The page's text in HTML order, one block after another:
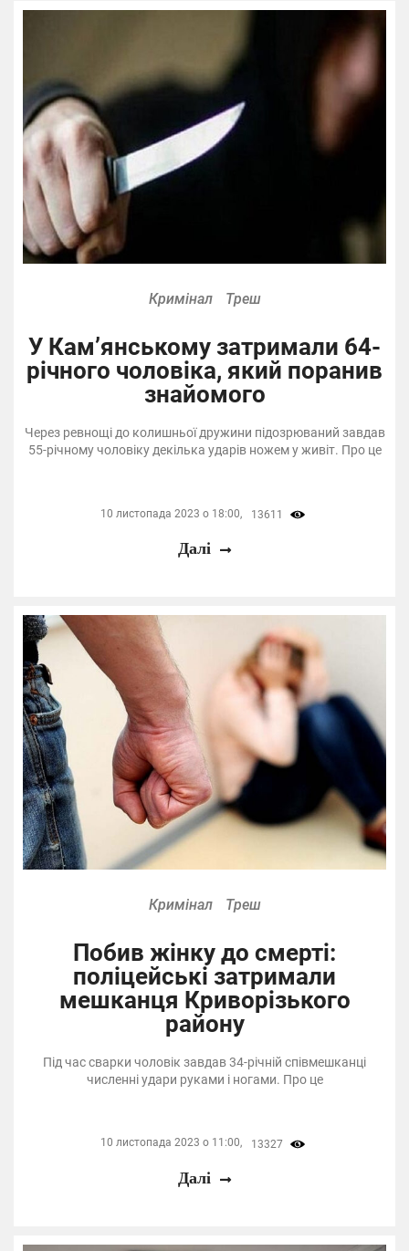
Кримінал Треш
У Кам’янському затримали 64-
річного чоловіка, який поранив
знайомого
Через ревнощі до колишньої дружини підозрюваний завдав
55-річному чоловіку декілька ударів ножем у живіт. Про це
10 листопада 2023 о 18:00, 13611
Далі
Кримінал Треш
Побив жінку до смерті:
поліцейські затримали
мешканця Криворізького
району
Під час сварки чоловік завдав 34-річній співмешканці
численні удари руками і ногами. Про це
10 листопада 2023 о 11:00, 13327
Далі